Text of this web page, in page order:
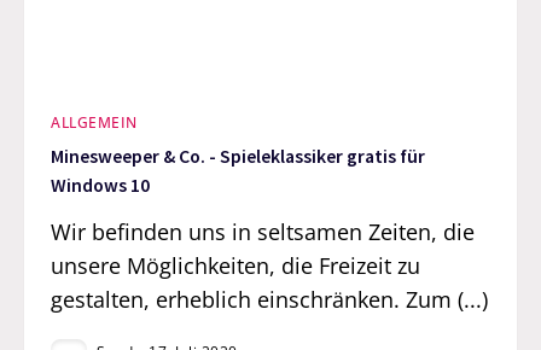
ALLGEMEIN
Minesweeper & Co. - Spieleklassiker gratis für
Windows 10
Wir befinden uns in seltsamen Zeiten, die
unsere Möglichkeiten, die Freizeit zu
gestalten, erheblich einschränken. Zum (...)